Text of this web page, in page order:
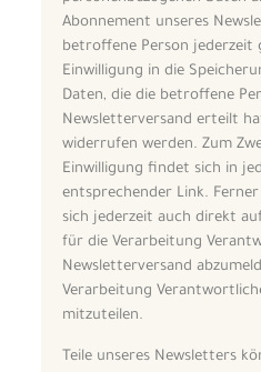
Abonnement unseres
betroffene Person jederzeit
Einwilligung in die
Daten, die die betroffene
Newsletterversand erteilt
widerrufen werden. Zum
Einwilligung findet sich in
entsprechender Link.
sich jederzeit auch direkt
für die Verarbeitung
Newsletterversand
Verarbeitung
mitzuteilen.
Teile unseres Newsletters